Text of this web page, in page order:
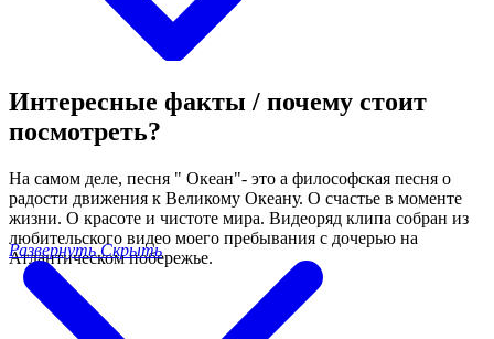
Интересные факты / почему стоит
посмотреть?
На самом деле, песня " Океан"- это а философская песня о
радости движения к Великому Океану. О счастье в моменте
жизни. О красоте и чистоте мира. Видеоряд клипа собран из
любительского видео моего пребывания с дочерью на
Атлантическом побережье.
Развернуть Скрыть